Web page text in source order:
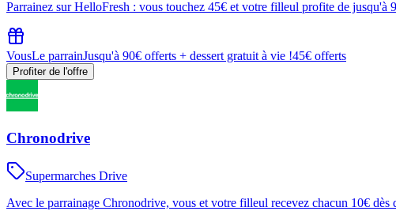
Parrainez sur HelloFresh : vous touchez 45€ et votre filleul profite de jusqu'à
VousLe parrainJusqu'à 90€ offerts + dessert gratuit à vie !45€ offerts
Profiter de l'offre
Chronodrive
Supermarches Drive
Avec le parrainage Chronodrive, vous et votre filleul recevez chacun 10€ dès